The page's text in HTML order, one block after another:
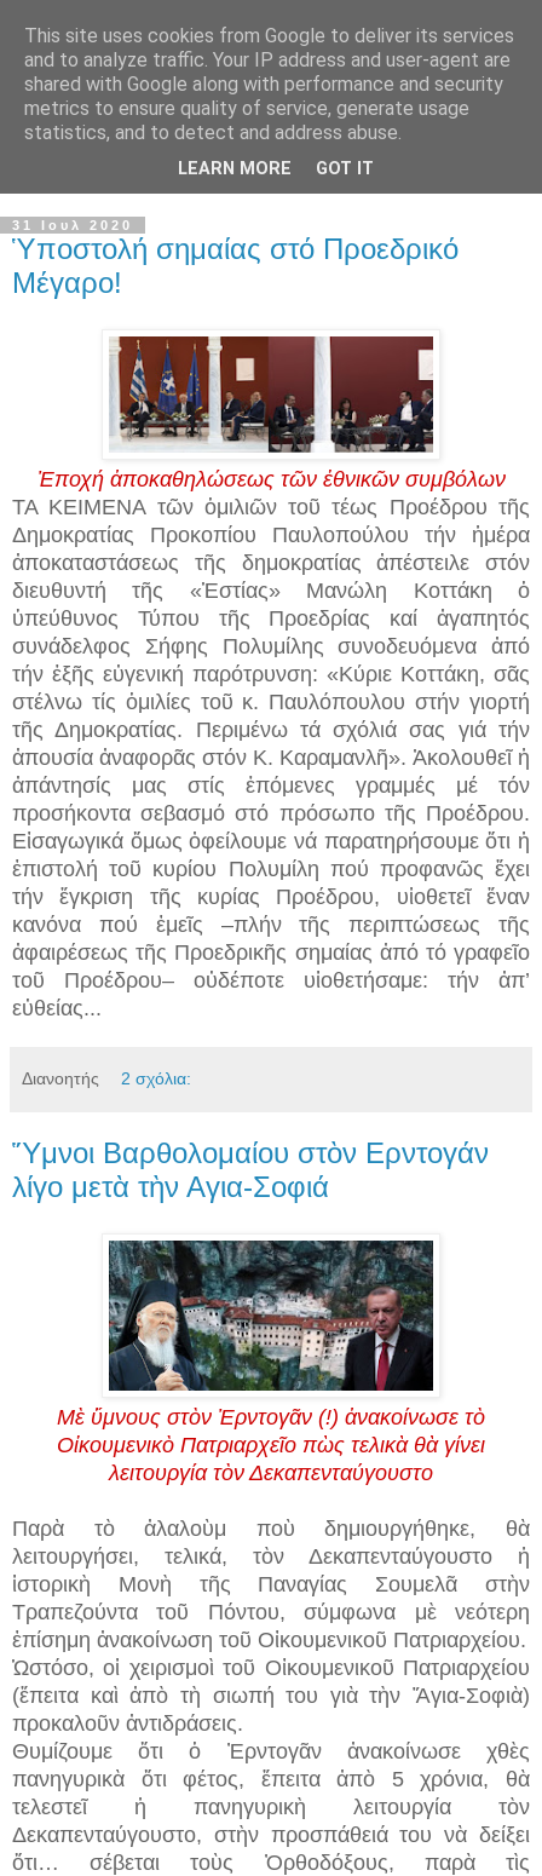
31 Ιουλ 2020
Ὑποστολή σημαίας στό Προεδρικό
Μέγαρο!
Ἐποχή ἀποκαθηλώσεως τῶν ἐθνικῶν συμβόλων
ΤΑ ΚΕΙΜΕΝΑ τῶν ὁμιλιῶν τοῦ τέως Προέδρου τῆς
Δημοκρατίας Προκοπίου Παυλοπούλου τήν ἡμέρα
ἀποκαταστάσεως τῆς δημοκρατίας ἀπέστειλε στόν
διευθυντή τῆς «Ἑστίας» Μανώλη Κοττάκη ὁ
ὑπεύθυνος Τύπου τῆς Προεδρίας καί ἀγαπητός
συνάδελφος Σήφης Πολυμίλης συνοδευόμενα ἀπό
τήν ἑξῆς εὐγενική παρότρυνση: «Κύριε Κοττάκη, σᾶς
στέλνω τίς ὁμιλίες τοῦ κ. Παυλόπουλου στήν γιορτή
τῆς Δημοκρατίας. Περιμένω τά σχόλιά σας γιά τήν
ἀπουσία ἀναφορᾶς στόν Κ. Καραμανλῆ». Ἀκολουθεῖ ἡ
ἀπάντησίς μας στίς ἑπόμενες γραμμές μέ τόν
προσήκοντα σεβασμό στό πρόσωπο τῆς Προέδρου.
Εἰσαγωγικά ὅμως ὀφείλουμε νά παρατηρήσουμε ὅτι ἡ
ἐπιστολή τοῦ κυρίου Πολυμίλη πού προφανῶς ἔχει
τήν ἔγκριση τῆς κυρίας Προέδρου, υἱοθετεῖ ἕναν
κανόνα πού ἐμεῖς –πλήν τῆς περιπτώσεως τῆς
ἀφαιρέσεως τῆς Προεδρικῆς σημαίας ἀπό τό γραφεῖο
τοῦ Προέδρου– οὐδέποτε υἱοθετήσαμε: τήν ἀπ’
εὐθείας...
Διανοητής 2 σχόλια:
Ὕμνοι Βαρθολομαίου στὸν Ερντογάν
λίγο μετὰ τὴν Αγια-Σοφιά
Μὲ ὕμνους στὸν Ἐρντογᾶν (!) ἀνακοίνωσε τὸ
Οἰκουμενικὸ Πατριαρχεῖο πὼς τελικὰ θὰ γίνει
λειτουργία τὸν Δεκαπενταύγουστο
Παρὰ τὸ ἀλαλοὺμ ποὺ δημιουργήθηκε, θὰ
λειτουργήσει, τελικά, τὸν Δεκαπενταύγουστο ἡ
ἱστορικὴ Μονὴ τῆς Παναγίας Σουμελᾶ στὴν
Τραπεζούντα τοῦ Πόντου, σύμφωνα μὲ νεότερη
ἐπίσημη ἀνακοίνωση τοῦ Οἰκουμενικοῦ Πατριαρχείου.
Ὡστόσο, οἱ χειρισμοὶ τοῦ Οἰκουμενικοῦ Πατριαρχείου
(ἔπειτα καὶ ἀπὸ τὴ σιωπή του γιὰ τὴν Ἅγια-Σοφιὰ)
προκαλοῦν ἀντιδράσεις.
Θυμίζουμε ὅτι ὁ Ἐρντογᾶν ἀνακοίνωσε χθὲς
πανηγυρικὰ ὅτι φέτος, ἔπειτα ἀπὸ 5 χρόνια, θὰ
τελεστεῖ ἡ πανηγυρικὴ λειτουργία τὸν
Δεκαπενταύγουστο, στὴν προσπάθειά του νὰ δείξει
ὅτι… σέβεται τοὺς Ὀρθοδόξους, παρὰ τὶς
This site uses cookies from Google to deliver its services
and to analyze traffic. Your IP address and user-agent are
shared with Google along with performance and security
metrics to ensure quality of service, generate usage
statistics, and to detect and address abuse.
LEARN MORE GOT IT